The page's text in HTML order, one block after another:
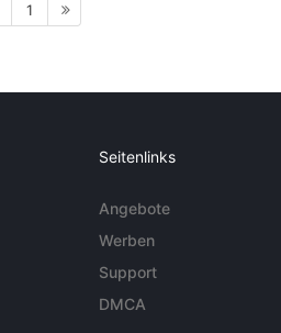
1
Seitenlinks
Angebote
Werben
Support
DMCA